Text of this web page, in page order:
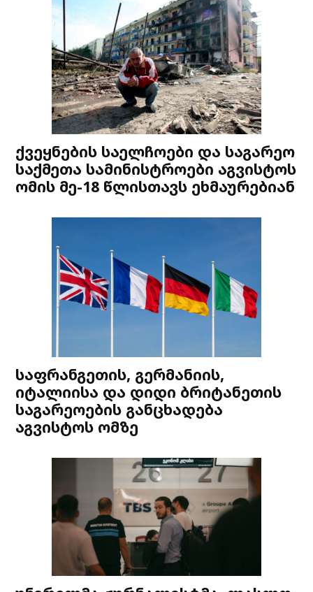
ქვეყნების საელჩოები და საგარეო
საქმეთა სამინისტროები აგვისტოს
ომის მე-18 წლისთავს ეხმაურებიან
საფრანგეთის, გერმანიის,
იტალიისა და დიდი ბრიტანეთის
საგარეოების განცხადება
აგვისტოს ომზე